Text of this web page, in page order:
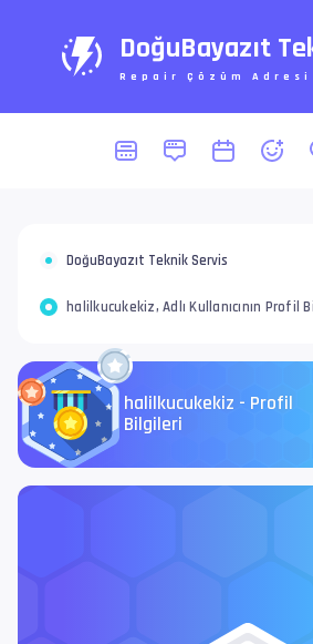
DoğuBayazıt
Repair Çözüm Adresi
DoğuBayazıt Teknik Servis
halilkucukekiz, Adlı Kullanıcının Profil
halilkucukekiz - Profil
Bilgileri